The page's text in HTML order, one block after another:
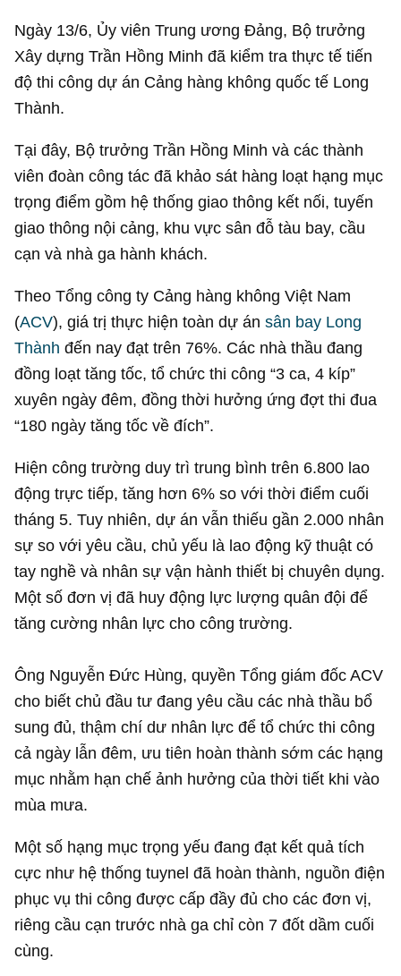
Ngày 13/6, Ủy viên Trung ương Đảng, Bộ trưởng
Xây dựng Trần Hồng Minh đã kiểm tra thực tế tiến
độ thi công dự án Cảng hàng không quốc tế Long
Thành.
Tại đây, Bộ trưởng Trần Hồng Minh và các thành
viên đoàn công tác đã khảo sát hàng loạt hạng mục
trọng điểm gồm hệ thống giao thông kết nối, tuyến
giao thông nội cảng, khu vực sân đỗ tàu bay, cầu
cạn và nhà ga hành khách.
Theo Tổng công ty Cảng hàng không Việt Nam
(ACV), giá trị thực hiện toàn dự ánsân bay Long
Thành đến nay đạt trên 76%. Các nhà thầu đang
đồng loạt tăng tốc, tổ chức thi công “3 ca, 4 kíp”
xuyên ngày đêm, đồng thời hưởng ứng đợt thi đua
“180 ngày tăng tốc về đích”.
Hiện công trường duy trì trung bình trên 6.800 lao
động trực tiếp, tăng hơn 6% so với thời điểm cuối
tháng 5. Tuy nhiên, dự án vẫn thiếu gần 2.000 nhân
sự so với yêu cầu, chủ yếu là lao động kỹ thuật có
tay nghề và nhân sự vận hành thiết bị chuyên dụng.
Một số đơn vị đã huy động lực lượng quân đội để
tăng cường nhân lực cho công trường.
Ông Nguyễn Đức Hùng, quyền Tổng giám đốc ACV
cho biết chủ đầu tư đang yêu cầu các nhà thầu bổ
sung đủ, thậm chí dư nhân lực để tổ chức thi công
cả ngày lẫn đêm, ưu tiên hoàn thành sớm các hạng
mục nhằm hạn chế ảnh hưởng của thời tiết khi vào
mùa mưa.
Một số hạng mục trọng yếu đang đạt kết quả tích
cực như hệ thống tuynel đã hoàn thành, nguồn điện
phục vụ thi công được cấp đầy đủ cho các đơn vị,
riêng cầu cạn trước nhà ga chỉ còn 7 đốt dầm cuối
cùng.